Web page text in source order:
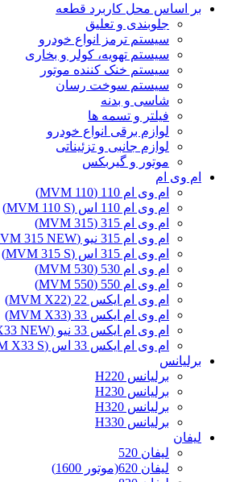
بر اساس محل کاربرد قطعه
جلوبندی و تعلیق
سیستم ترمز انواع خودرو
سیستم تهویه، کولر و بخاری
سیستم خنک کننده موتور
سیستم سوخت رسان
شاسی و بدنه
فیلتر و تسمه ها
لوازم برقی انواع خودرو
لوازم جانبی و تزئیناتی
موتور و گیربکس
ام وی ام
ام وی ام 110 (MVM 110)
ام وی ام 110 اس (MVM 110 S)
ام وی ام 315 (MVM 315)
ام وی ام 315 نیو (MVM 315 NEW)
ام وی ام 315 اس (MVM 315 S)
ام وی ام 530 (MVM 530)
ام وی ام 550 (MVM 550)
ام وی ام ایکس 22 (MVM X22)
ام وی ام ایکس 33 (MVM X33)
ام وی ام ایکس 33 نیو (MVM X33 NEW)
ام وی ام ایکس 33 اس (MVM X33 S)
برلیانس
برلیانس H220
برلیانس H230
برلیانس H320
برلیانس H330
لیفان
لیفان 520
لیفان 620(موتور 1600)